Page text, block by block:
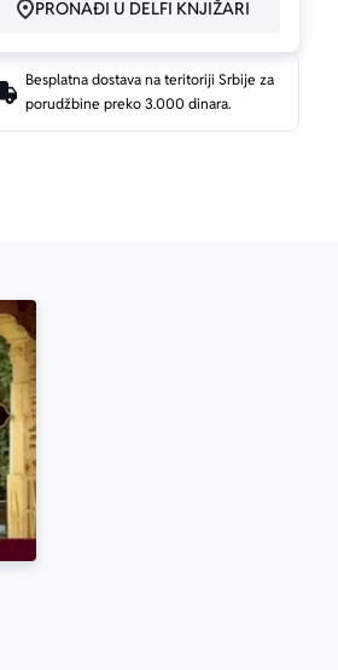
PRONAĐI U DELFI KNJIŽARI
Besplatna dostava na teritoriji Srbije za
porudžbine preko 3.000 dinara.